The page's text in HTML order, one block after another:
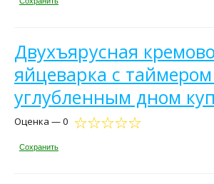
Двухъярусная
яйцеварка с
углубленным дном
Оценка — 0
Сохранить